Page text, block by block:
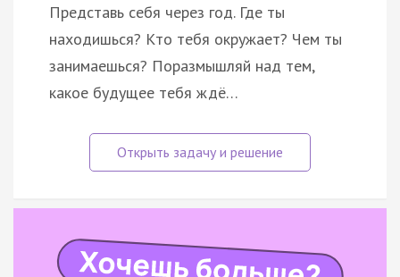
Представь себя через год. Где ты
находишься? Кто тебя окружает? Чем ты
занимаешься? Поразмышляй над тем,
какое будущее тебя ждё…